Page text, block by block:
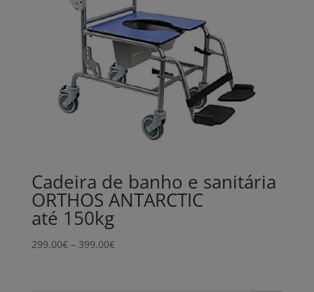
Cadeira de banho e sanitária
ORTHOS ANTARCTIC
até 150kg
299,00€ – 399,00€Price